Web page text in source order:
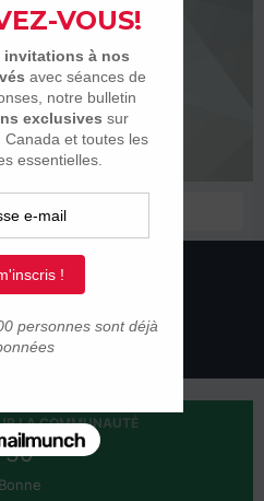
INSCRIPTION
28 novembre 2012
LA COMMUNAUTÉ
30
Bonne